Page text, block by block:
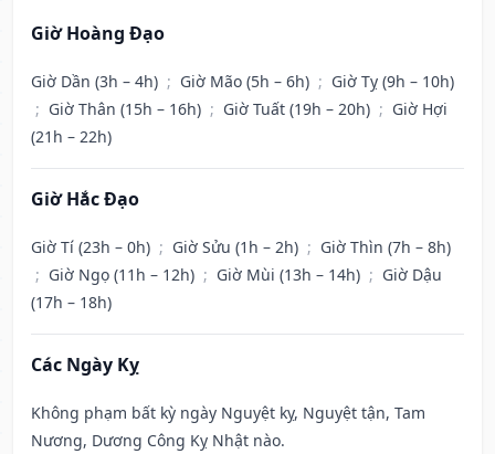
Giờ Hoàng Đạo
Giờ Dần (3h – 4h) ; Giờ Mão (5h – 6h) ; Giờ Tỵ (9h – 10h)
; Giờ Thân (15h – 16h) ; Giờ Tuất (19h – 20h) ; Giờ Hợi
(21h – 22h)
Giờ Hắc Đạo
Giờ Tí (23h – 0h) ; Giờ Sửu (1h – 2h) ; Giờ Thìn (7h – 8h)
; Giờ Ngọ (11h – 12h) ; Giờ Mùi (13h – 14h) ; Giờ Dậu
(17h – 18h)
Các Ngày Kỵ
Không phạm bất kỳ ngày Nguyệt kỵ, Nguyệt tận, Tam
Nương, Dương Công Kỵ Nhật nào.